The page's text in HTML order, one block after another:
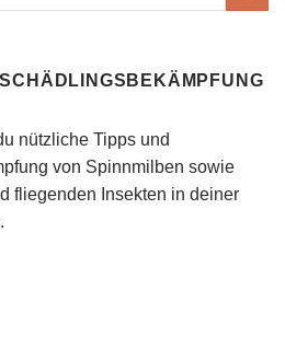
nützliche Tipps und
von Spinnmilben sowie
fliegenden Insekten in deiner